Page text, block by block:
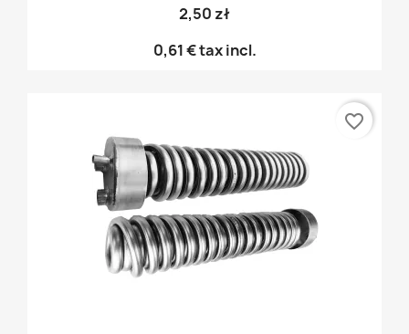
2,50 zł
0,61 €tax incl.
favorite_border